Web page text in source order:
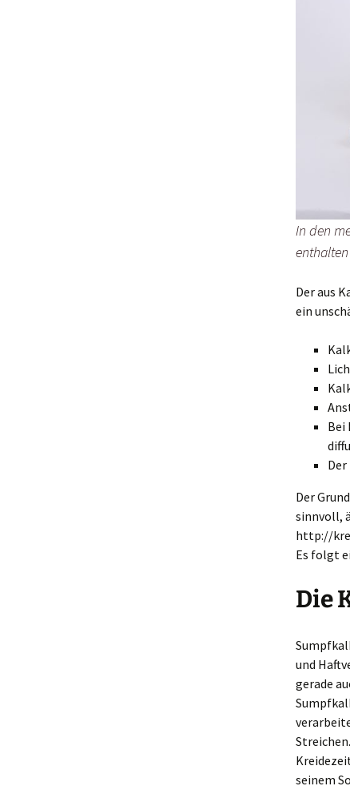
In den
enthalten
Der aus
ein
Bei
Der
sinnvoll,
http://
Es folgt
Die
und
gerade
Streichen.
seinem